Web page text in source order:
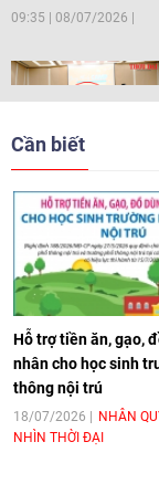
09:35 08/07/2026
11:10 17/06/2026
Cần biết
Hỗ trợ tiền ăn, gạo,
nhân cho học sinh
thông nội trú
18/07/2026
NHÂN
NHÌN THỜI ĐẠI